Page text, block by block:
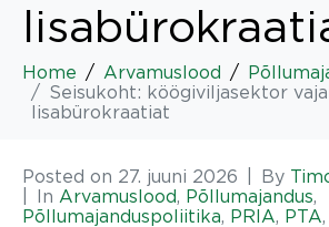
Home Arvamuslood
Seisukoht: köögiviljasektor
lisabürokraatiat
Posted on 27. juuni 2026 By
In Arvamuslood, Põllumajandus,
Põllumajanduspoliitika, PRIA, PTA,